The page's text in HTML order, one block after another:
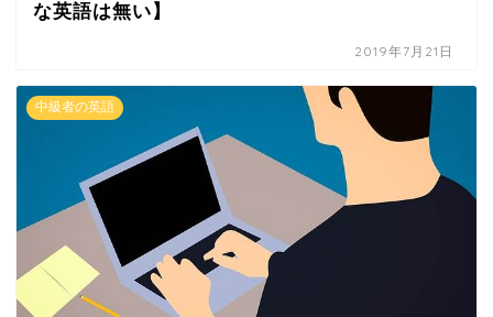
な英語は無い】
2019年7月21日
中級者の英語